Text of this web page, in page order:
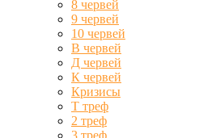
8 червей
9 червей
10 червей
В червей
Д червей
К червей
Кризисы
Т треф
2 треф
3 треф